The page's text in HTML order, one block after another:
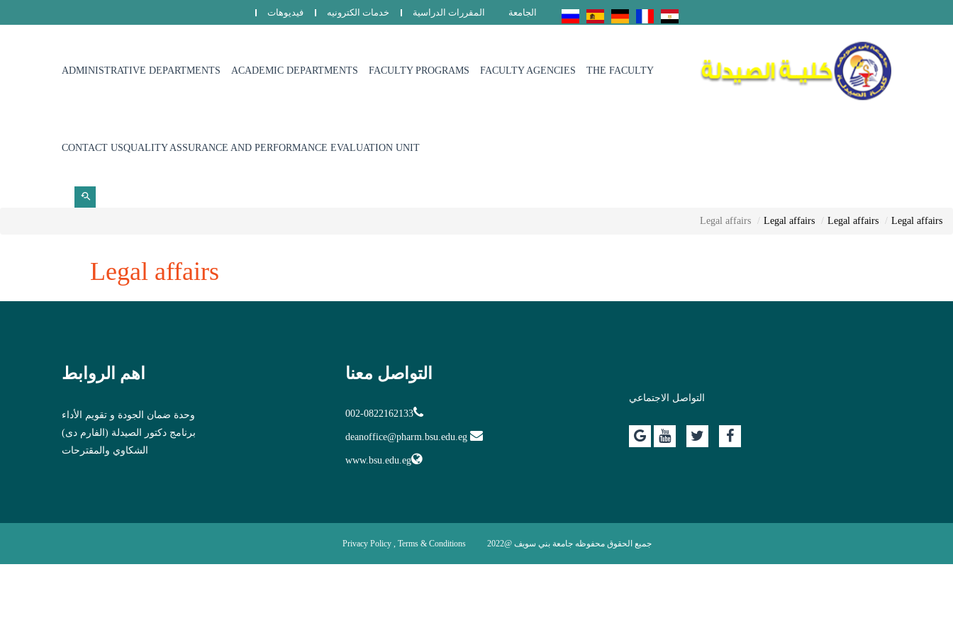
الجامعة المقررات الدراسية خدمات الكترونيه فيديوهات
THE FACULTY
FACULTY AGENCIES
FACULTY PROGRAMS
ACADEMIC DEPARTMENTS
ADMINISTRATIVE DEPARTMENTS
QUALITY ASSURANCE AND PERFORMANCE EVALUATION UNIT
CONTACT US
Legal affairs
Legal affairs
Legal affairs
Legal affairs
Legal affairs
التواصل الاجتماعي
التواصل معنا
002-0822162133
www.bsu.edu.eg
اهم الروابط
وحدة ضمان الجودة و تقويم الأداء
برنامج دكتور الصيدلة (الفارم دى)
الشكاوي والمقترحات
جميع الحقوق محفوظه جامعة بني سويف @2022 Privacy Policy , Terms & Conditions